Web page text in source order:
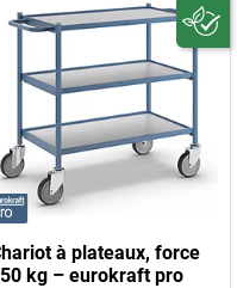
à plateaux, force
kg – eurokraft pro